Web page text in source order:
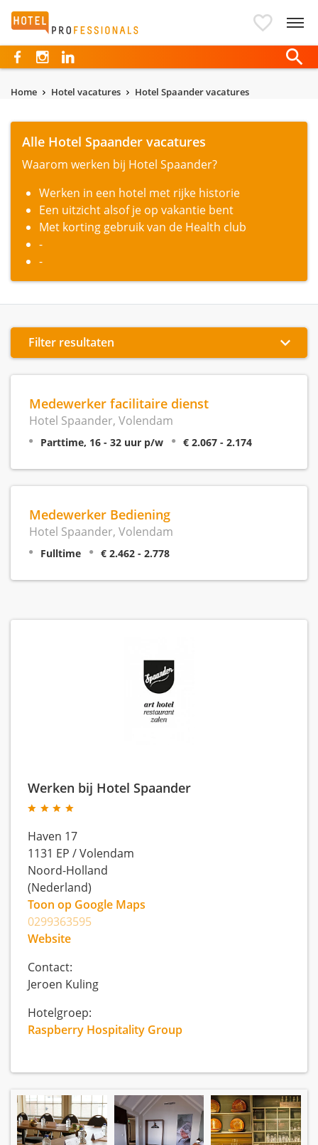
Hotelprofessionals
Home Hotel vacatures Hotel Spaander vacatures
Alle Hotel Spaander vacatures
Waarom werken bij Hotel Spaander?
Werken in een hotel met rijke historie
Een uitzicht alsof je op vakantie bent
Met korting gebruik van de Health club
-
-
Filter resultaten
Medewerker facilitaire dienst
Hotel Spaander, Volendam
Parttime, 16 - 32 uur p/w € 2.067 - 2.174
Medewerker Bediening
Hotel Spaander, Volendam
Fulltime € 2.462 - 2.778
Werken bij Hotel Spaander
Haven 17
1131 EP /Volendam
Noord-Holland
(Nederland)
Toon op Google Maps
0299363595
Website
Contact:
Jeroen Kuling
Hotelgroep:
Raspberry Hospitality Group